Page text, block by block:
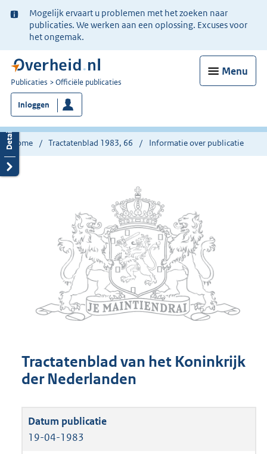
Ter
informatie:
Mogelijk ervaart u problemen met het zoeken naar
publicaties. We werken aan een oplossing. Excuses voor
het ongemak.
Menu
U
bent
nu
hier:
Publicaties Officiële publicaties
Inloggen
Home Tractatenblad 1983, 66 Informatie over publicatie
Tractatenblad van het Koninkrijk
der Nederlanden
19-04-1983